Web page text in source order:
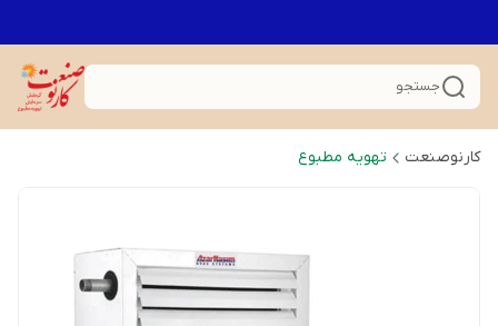
جستجو
کارنوصنعت تهویه مطبوع